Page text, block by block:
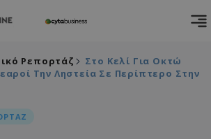
Ρεπορτάζ
Στο Κελί Για Οκτώ
Την Ληστεία Σε Περίπτερο Στην